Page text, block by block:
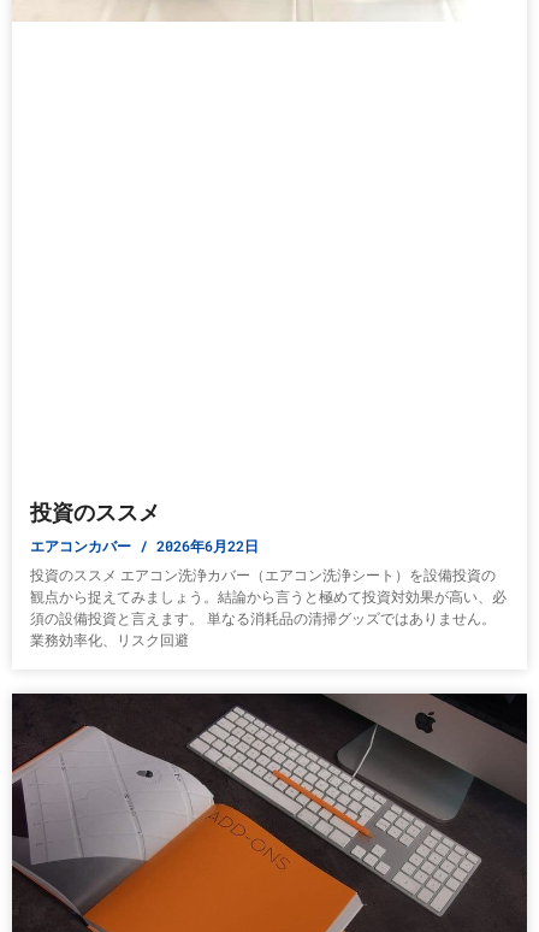
投資のススメ
エアコンカバー 2026年6月22日
投資のススメ エアコン洗浄カバー（エアコン洗浄シート）を設備投資の
観点から捉えてみましょう。結論から言うと極めて投資対効果が高い、必
須の設備投資と言えます。 単なる消耗品の清掃グッズではありません。
業務効率化、リスク回避